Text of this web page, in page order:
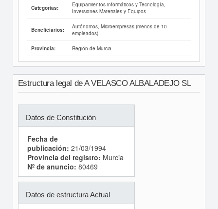
Categorías:
Equipamientos informáticos y Tecnología,
Inversiones Materiales y Equipos
Beneficiarios:
Autónomos, Microempresas (menos de 10
empleados)
Provincia: Región de Murcia
Estructura legal de A VELASCO ALBALADEJO SL
Datos de Constitución
Fecha de
publicación: 21/03/1994
Provincia del registro: Murcia
Nº de anuncio: 80469
Datos de estructura Actual